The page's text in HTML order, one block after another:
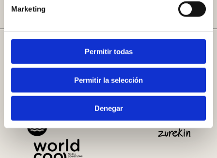
Marketing
Permitir todas
Permitir la selección
Denegar
PATROCINADORES